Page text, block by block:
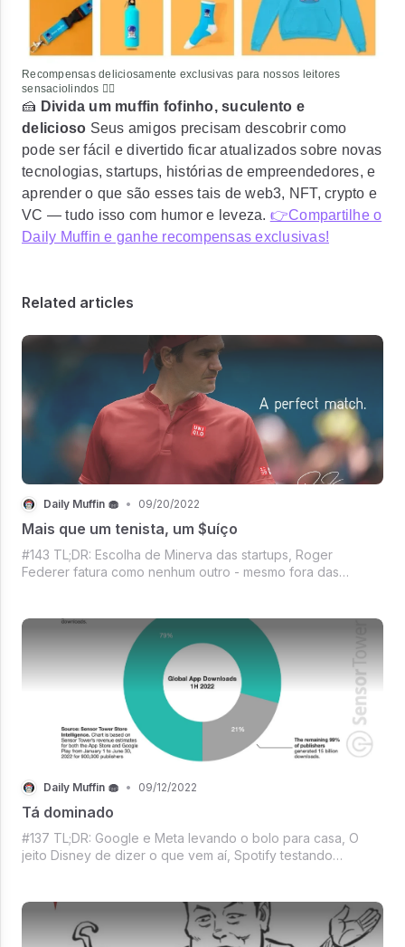
Recompensas deliciosamente exclusivas para nossos leitores
sensaciolindos ❤️‍🔥
🍰 Divida um muffin fofinho, suculento e
delicioso Seus amigos precisam descobrir como
pode ser fácil e divertido ficar atualizados sobre novas
tecnologias, startups, histórias de empreendedores, e
aprender o que são esses tais de web3, NFT, crypto e
VC — tudo isso com humor e leveza. 👉Compartilhe o
Daily Muffin e ganhe recompensas exclusivas!
Related articles
Daily Muffin 🧁 • 09/20/2022
Mais que um tenista, um $uíço
#143 TL;DR: Escolha de Minerva das startups, Roger
Federer fatura como nenhum outro - mesmo fora das
molho, Vazou o GTA 6?, Coleção
Daily Muffin 🧁 • 09/12/2022
Tá dominado
#137 TL;DR: Google e Meta levando o bolo para casa, O
jeito Disney de dizer o que vem aí, Spotify testando
Betinha - mas do nosso jeitinho, Me